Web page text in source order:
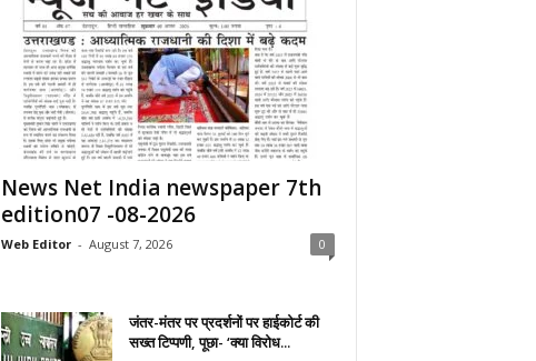
News Net India newspaper 7th
edition07 -08-2026
Web Editor - August 7, 2026 0
जंतर-मंतर पर प्रदर्शनों पर हाईकोर्ट की
सख्त टिप्पणी, पूछा- ‘क्या विरोध...